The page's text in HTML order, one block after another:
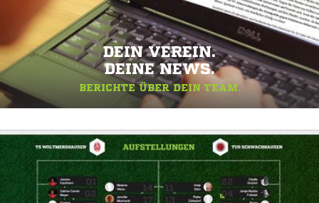
DEIN VEREIN.
DEINE NEWS.
BERICHTE ÜBER DEIN TEAM.